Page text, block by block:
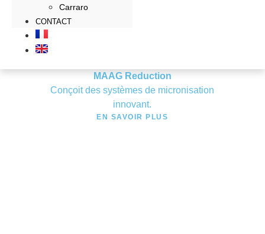
Carraro
CONTACT
MAAG Reduction
Conçoit des systèmes de micronisation
innovant.
EN SAVOIR PLUS